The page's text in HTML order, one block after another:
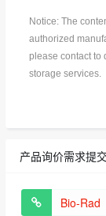
Notice: The
authorized
please contact to
storage services.
产品询价需求提交